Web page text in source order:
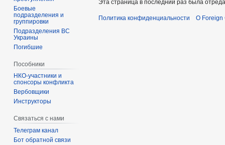
Боевые
подразделения и
группировки
Подразделения ВС
Украины
Погибшие
Пособники
спонсоры конфликта
‏‎Вербовщики
Инструкторы
Связаться с нами
Телеграм канал
Бот обратной связи
Эта страница в последний раз была
Политика конфиденциальности О Foreign